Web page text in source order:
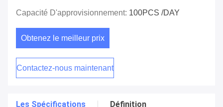
Capacité D'approvisionnement: 100PCS /DAY
Obtenez le meilleur prix
Contactez-nous maintenant
Les Spécifications Définition